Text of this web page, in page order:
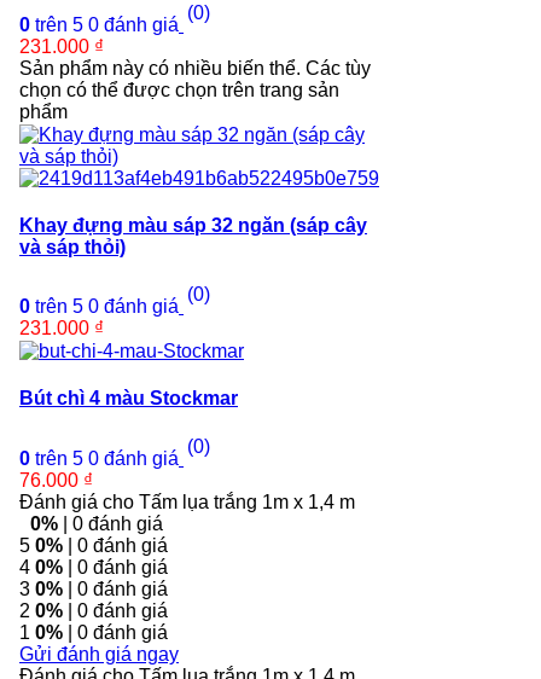
0 trên 5 0 đánh giá
(0)
231.000 ₫
Sản phẩm này có nhiều biến thể. Các tùy
chọn có thể được chọn trên trang sản
phẩm
Khay đựng màu sáp 32 ngăn (sáp cây
và sáp thỏi)
0 trên 5 0 đánh giá
(0)
231.000 ₫
Bút chì 4 màu Stockmar
0 trên 5 0 đánh giá
(0)
76.000 ₫
Đánh giá cho Tấm lụa trắng 1m x 1,4 m
0% | 0 đánh giá
5 0% | 0 đánh giá
4 0% | 0 đánh giá
3 0% | 0 đánh giá
2 0% | 0 đánh giá
1 0% | 0 đánh giá
Gửi đánh giá ngay